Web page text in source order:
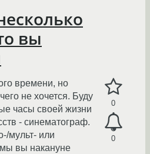
вы
0
0
времени, но
не хочется. Буду
часы своей жизни
- синематограф.
мульт- или
вы накануне